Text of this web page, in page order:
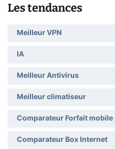
Les tendances
Meilleur VPN
IA
Meilleur Antivirus
Meilleur climatiseur
Comparateur Forfait mobile
Comparateur Box Internet